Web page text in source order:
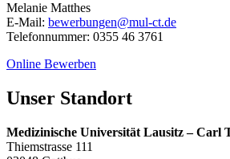
Melanie Matthes
E-Mail: bewerbungen@mul-ct.de
Telefonnummer: 0355 46 3761
Online Bewerben
Unser Standort
Medizinische Universität Lausitz – Carl
Thiemstrasse 111